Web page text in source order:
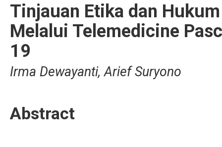
Tinjauan Etika dan
Melalui Telemedicine
19
Irma Dewayanti, Arief Suryono
Abstract